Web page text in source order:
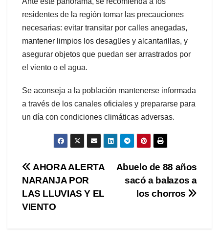
residentes de la región tomar las precauciones
necesarias: evitar transitar por calles anegadas,
mantener limpios los desagües y alcantarillas, y
asegurar objetos que puedan ser arrastrados por
el viento o el agua.
Se aconseja a la población mantenerse informada
a través de los canales oficiales y prepararse para
un día con condiciones climáticas adversas.
Navegación
de
entradas
Abuelo de 88 años
sacó a balazos a
los chorros
AHORA ALERTA
NARANJA POR
LAS LLUVIAS Y EL
VIENTO